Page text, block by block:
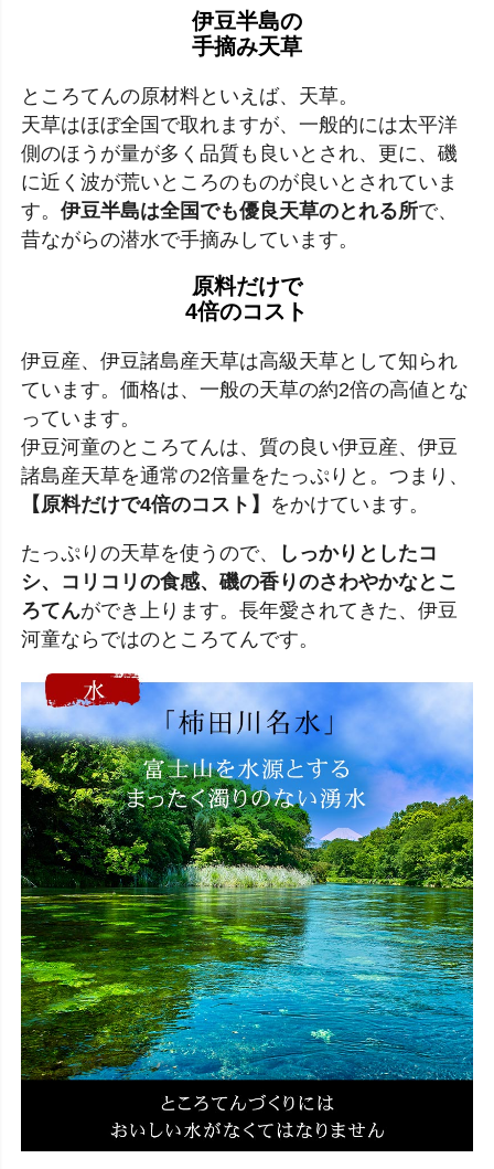
伊豆半島の
手摘み天草
ところてんの原材料といえば、天草。
天草はほぼ全国で取れますが、一般的には太平洋
側のほうが量が多く品質も良いとされ、更に、磯
に近く波が荒いところのものが良いとされていま
す。 伊豆半島は全国でも優良天草のとれる所で、
昔ながらの潜水で手摘みしています。
原料だけで
4倍のコスト
伊豆産、伊豆諸島産天草は高級天草として知られ
ています。価格は、一般の天草の約2倍の高値とな
っています。
伊豆河童のところてんは、質の良い伊豆産、伊豆
諸島産天草を通常の2倍量をたっぷりと。つまり、
【原料だけで4倍のコスト】
をかけています。
たっぷりの天草を使うので、
しっかりとしたコ
シ、コリコリの食感、磯の香りのさわやかなとこ
ろてんができ上ります。長年愛されてきた、伊豆
河童ならではのところてんです。